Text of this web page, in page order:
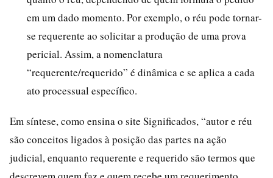
em um dado momento. Por exemplo, o réu pode tornar-
se requerente ao solicitar a produção de uma prova
pericial. Assim, a nomenclatura
“requerente/requerido” é dinâmica e se aplica a cada
ato processual específico.
Em síntese, como ensina o site Significados, “autor e réu
são conceitos ligados à posição das partes na ação
judicial, enquanto requerente e requerido são termos que